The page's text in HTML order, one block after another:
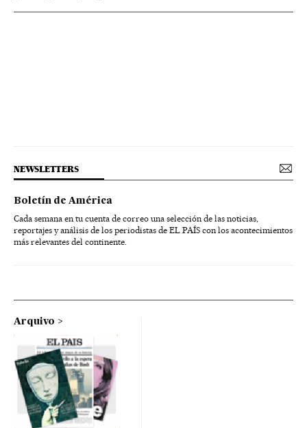
NEWSLETTERS
Boletín de América
Cada semana en tu cuenta de correo una selección de las noticias,
reportajes y análisis de los periodistas de EL PAÍS con los acontecimientos
más relevantes del continente.
Arquivo